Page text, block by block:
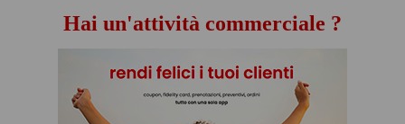
Hai un'attività commerciale ?